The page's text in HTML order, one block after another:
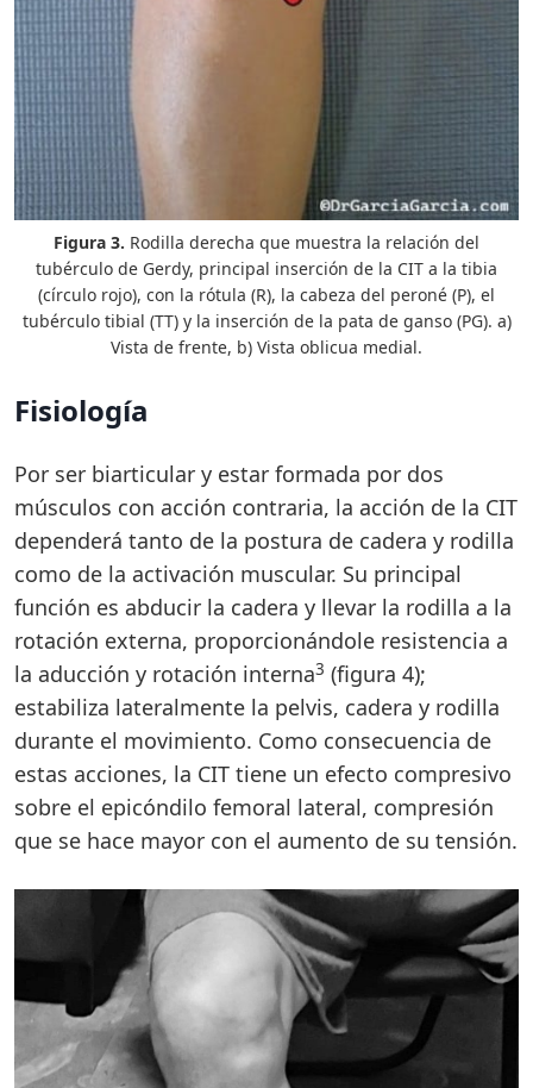
Figura 3. Rodilla derecha que muestra la relación del
tubérculo de Gerdy, principal inserción de la CIT a la tibia
(círculo rojo), con la rótula (R), la cabeza del peroné (P), el
tubérculo tibial (TT) y la inserción de la pata de ganso (PG). a)
Vista de frente, b) Vista oblicua medial.
Fisiología
Por ser biarticular y estar formada por dos
músculos con acción contraria, la acción de la CIT
dependerá tanto de la postura de cadera y rodilla
como de la activación muscular. Su principal
función es abducir la cadera y llevar la rodilla a la
rotación externa, proporcionándole resistencia a
la aducción y rotación interna3 (figura 4);
estabiliza lateralmente la pelvis, cadera y rodilla
durante el movimiento. Como consecuencia de
estas acciones, la CIT tiene un efecto compresivo
sobre el epicóndilo femoral lateral, compresión
que se hace mayor con el aumento de su tensión.